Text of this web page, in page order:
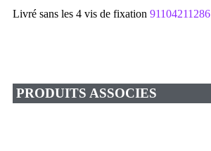
Livré sans les 4 vis de fixation 91104211286
PRODUITS ASSOCIES